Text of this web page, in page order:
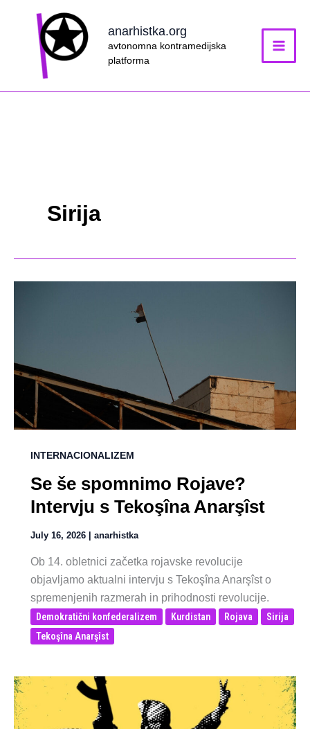
anarhistka.org
avtonomna kontramedijska
platforma
Sirija
INTERNACIONALIZEM
Se še spomnimo Rojave?
Intervju s Tekoşîna Anarşîst
July 16, 2026 anarhistka
Ob 14. obletnici začetka rojavske revolucije
objavljamo aktualni intervju s Tekoşîna Anarşîst o
spremenjenih razmerah in prihodnosti revolucije.
Demokratični konfederalizem Kurdistan Rojava
Sirija
Tekoşîna Anarşîst